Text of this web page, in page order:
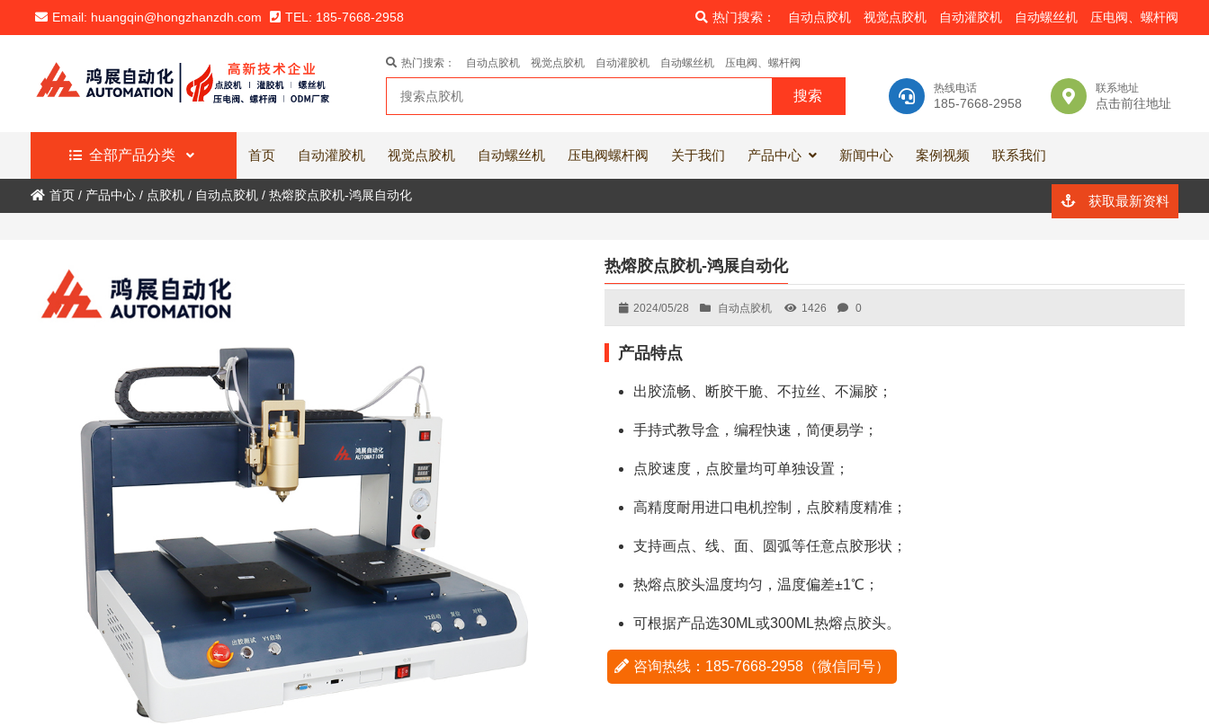
Email: huangqin@hongzhanzdh.com TEL: 185-7668-2958 热门搜索： 自动点胶机 视觉点胶机 自动灌胶机 自动螺丝机 压电阀、螺杆阀
热线电话
185-7668-2958
联系地址
点击前往地址
热门搜索： 自动点胶机 视觉点胶机 自动灌胶机 自动螺丝机 压电阀、螺杆阀
全部产品分类 首页 自动灌胶机 视觉点胶机 自动螺丝机 压电阀螺杆阀 关于我们 产品中心 新闻中心 案例视频 联系我们
获取最新资料
首页/ 产品中心/ 点胶机/ 自动点胶机/ 热熔胶点胶机-鸿展自动化
热熔胶点胶机-鸿展自动化
2024/05/28 自动点胶机 1426 0
产品特点
出胶流畅、断胶干脆、不拉丝、不漏胶；
手持式教导盒，编程快速，简便易学；
点胶速度，点胶量均可单独设置；
高精度耐用进口电机控制，点胶精度精准；
支持画点、线、面、圆弧等任意点胶形状；
热熔点胶头温度均匀，温度偏差±1℃；
可根据产品选30ML或300ML热熔点胶头。
咨询热线：185-7668-2958（微信同号）